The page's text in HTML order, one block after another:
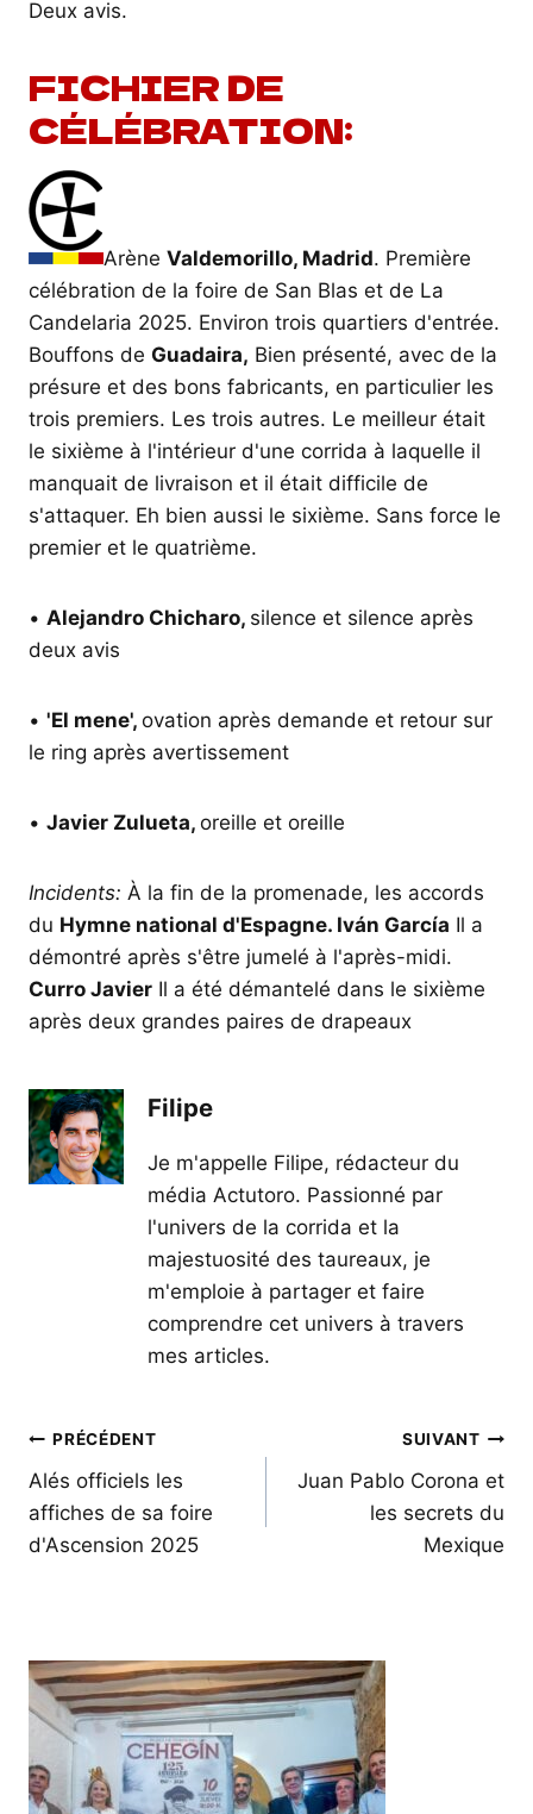
Deux avis.
FICHIER DE
CÉLÉBRATION:
Arène Valdemorillo, Madrid. Première
célébration de la foire de San Blas et de La
Candelaria 2025. Environ trois quartiers d'entrée.
Bouffons de Guadaira, Bien présenté, avec de la
présure et des bons fabricants, en particulier les
trois premiers. Les trois autres. Le meilleur était
le sixième à l'intérieur d'une corrida à laquelle il
manquait de livraison et il était difficile de
s'attaquer. Eh bien aussi le sixième. Sans force le
premier et le quatrième.
• Alejandro Chicharo, silence et silence après
deux avis
• 'El mene', ovation après demande et retour sur
le ring après avertissement
• Javier Zulueta, oreille et oreille
Incidents: À la fin de la promenade, les accords
du Hymne national d'Espagne. Iván García Il a
démontré après s'être jumelé à l'après-midi.
Curro Javier Il a été démantelé dans le sixième
après deux grandes paires de drapeaux
Filipe
Je m'appelle Filipe, rédacteur du
média Actutoro. Passionné par
l'univers de la corrida et la
majestuosité des taureaux, je
m'emploie à partager et faire
comprendre cet univers à travers
mes articles.
Navigation
de
l’article
PRÉCÉDENT
Alés officiels les
affiches de sa foire
d'Ascension 2025
SUIVANT
Juan Pablo Corona et
les secrets du
Mexique